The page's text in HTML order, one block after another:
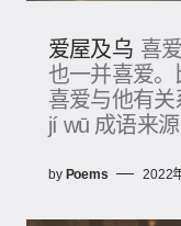
爱屋及乌 喜
也一并喜爱
喜爱与他有
jí wū 成语来源
by Poems 2022